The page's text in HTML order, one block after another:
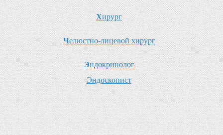
Хирург
Челюстно-лицевой хирург
Эндокринолог
Эндоскопист